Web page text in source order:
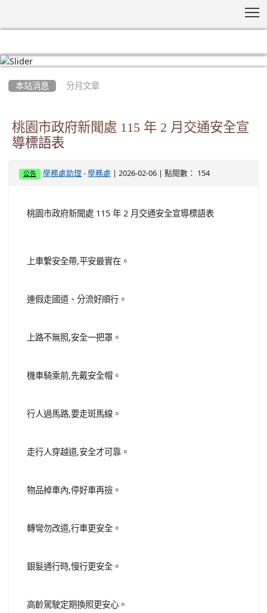
本站消息 分月文章
桃園市政府新聞處 115 年 2 月交通安全宣
導標語表
公告 學務處助理 -學務處 | 2026-02-06 | 點閱數： 154
桃園市政府新聞處 115 年 2 月交通安全宣導標語表
上車繫安全帶,平安最實在。
連假走國道、分流好順行。
上路不無照,安全一把罩。
機車騎乘前,先戴安全帽。
行人過馬路,要走斑馬線。
走行人穿越道,安全才可靠。
物品掉車內,停好車再撿。
轉彎勿改道,行車更安全。
銀髮通行時,慢行更安全。
高齡駕駛定期換照更安心。